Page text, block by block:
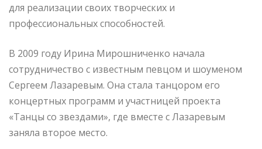
для реализации своих творческих и
профессиональных способностей.
В 2009 году Ирина Мирошниченко начала
сотрудничество с известным певцом и шоуменом
Сергеем Лазаревым. Она стала танцором его
концертных программ и участницей проекта
«Танцы со звездами», где вместе с Лазаревым
заняла второе место.